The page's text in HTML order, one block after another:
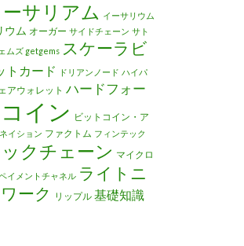
サリアム イーサリウム
ウム オーガー サイドチェーン サト
ムズ getgems スケーラビ
トカード ドリアンノード ハイパ
アウォレット ハードフォー
イン ビットコイン・ア
イション ファクトム フィンテック
クチェーン マイクロ
イメントチャネル ライトニ
ーク
リップル 基礎知識